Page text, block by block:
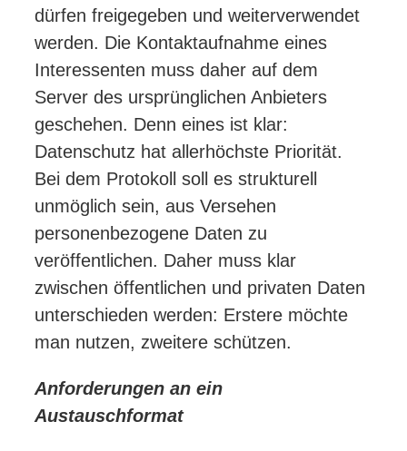
dürfen freigegeben und weiterverwendet
werden. Die Kontaktaufnahme eines
Interessenten muss daher auf dem
Server des ursprünglichen Anbieters
geschehen. Denn eines ist klar:
Datenschutz hat allerhöchste Priorität.
Bei dem Protokoll soll es strukturell
unmöglich sein, aus Versehen
personenbezogene Daten zu
veröffentlichen. Daher muss klar
zwischen öffentlichen und privaten Daten
unterschieden werden: Erstere möchte
man nutzen, zweitere schützen.
Anforderungen an ein
Austauschformat